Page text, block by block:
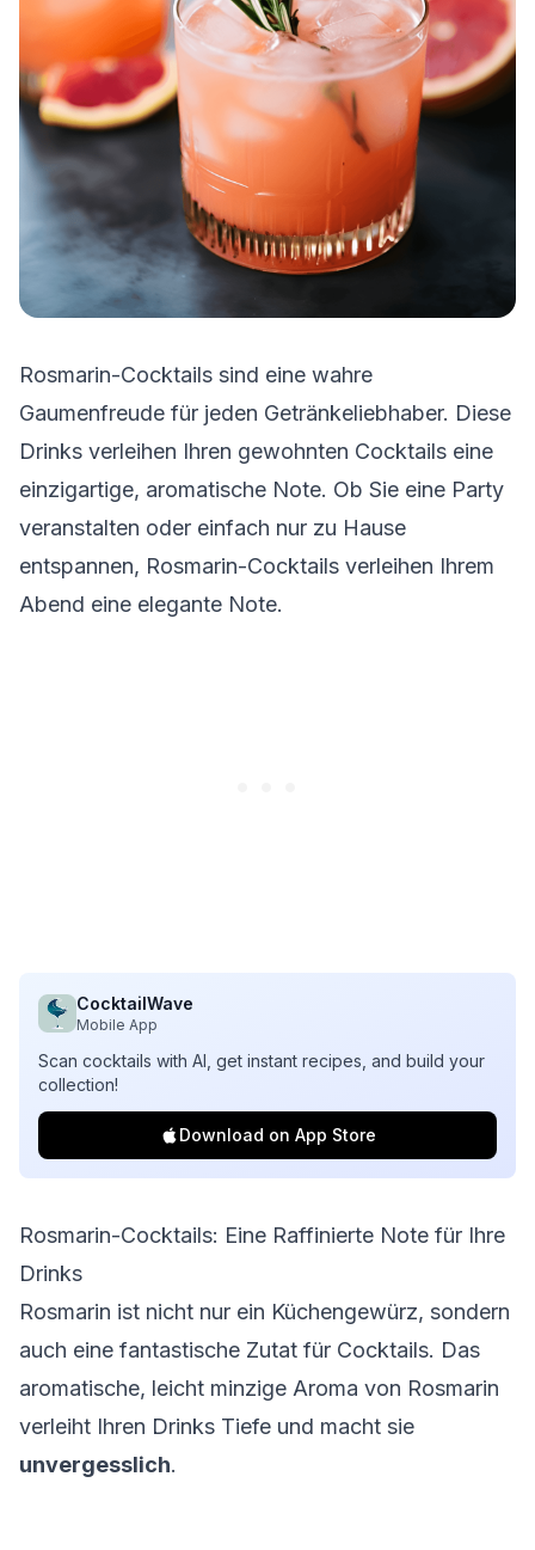
Rosmarin-Cocktails sind eine wahre
Gaumenfreude für jeden Getränkeliebhaber. Diese
Drinks verleihen Ihren gewohnten Cocktails eine
einzigartige, aromatische Note. Ob Sie eine Party
veranstalten oder einfach nur zu Hause
entspannen, Rosmarin-Cocktails verleihen Ihrem
Abend eine elegante Note.
CocktailWave
Mobile App
Scan cocktails with AI, get instant recipes, and build your
collection!
Download on App Store
Rosmarin-Cocktails: Eine Raffinierte Note für Ihre
Drinks
Rosmarin ist nicht nur ein Küchengewürz, sondern
auch eine fantastische Zutat für Cocktails. Das
aromatische, leicht minzige Aroma von Rosmarin
verleiht Ihren Drinks Tiefe und macht sie
unvergesslich.